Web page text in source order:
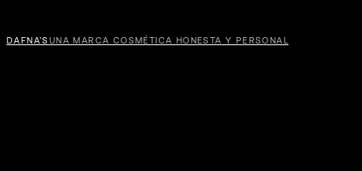
DAFNA’SUNA MARCA COSMÉTICA HONESTA Y PERSONAL